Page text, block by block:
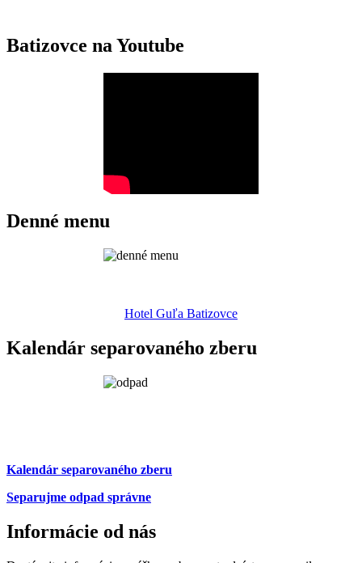
Batizovce na Youtube
Denné menu
Hotel Guľa Batizovce
Kalendár separovaného zberu
Kalendár separovaného zberu
Separujme odpad správne
Informácie od nás